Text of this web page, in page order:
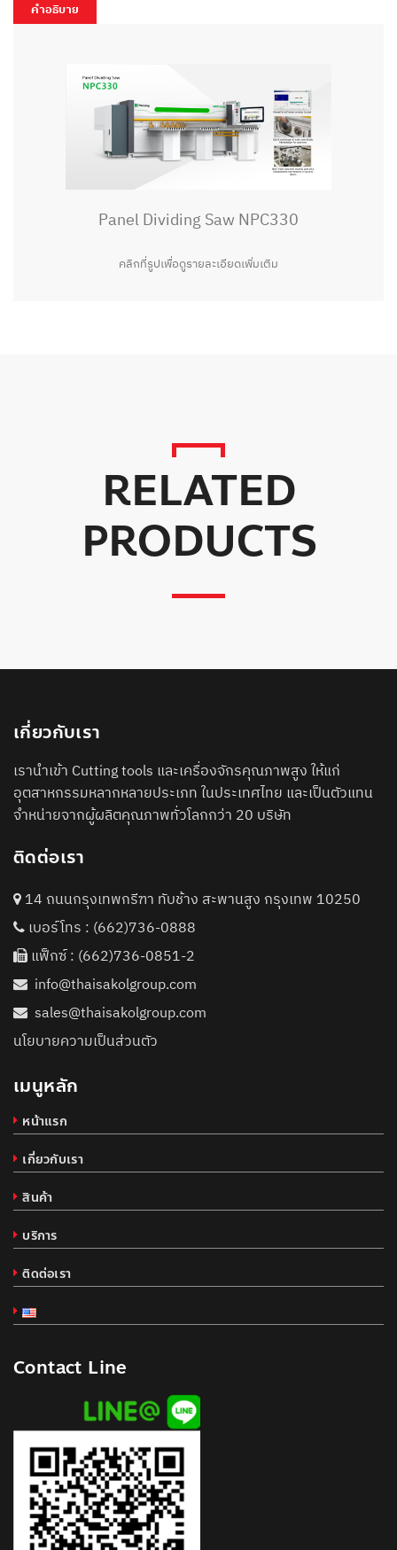
คำอธิบาย
Panel Dividing Saw NPC330
คลิกที่รูปเพื่อดูรายละเอียดเพิ่มเติม
RELATED
PRODUCTS
เกี่ยวกับเรา
เรานำเข้า Cutting tools และเครื่องจักรคุณภาพสูง ให้แก่
อุตสาหกรรมหลากหลายประเภท ในประเทศไทย และเป็นตัวแทน
จำหน่ายจากผู้ผลิตคุณภาพทั่วโลกกว่า 20 บริษัท
ติดต่อเรา
14 ถนนกรุงเทพกรีฑา ทับช้าง สะพานสูง กรุงเทพ 10250
เบอร์โทร : (662)736-0888
แฟ็กซ์ : (662)736-0851-2
info@thaisakolgroup.com
sales@thaisakolgroup.com
นโยบายความเป็นส่วนตัว
เมนูหลัก
หน้าแรก
เกี่ยวกับเรา
สินค้า
บริการ
ติดต่อเรา
Contact Line